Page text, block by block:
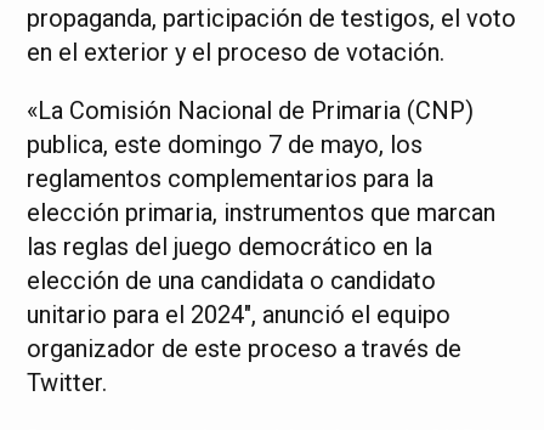
propaganda, participación de testigos, el voto
en el exterior y el proceso de votación.
«La Comisión Nacional de Primaria (CNP)
publica, este domingo 7 de mayo, los
reglamentos complementarios para la
elección primaria, instrumentos que marcan
las reglas del juego democrático en la
elección de una candidata o candidato
unitario para el 2024″, anunció el equipo
organizador de este proceso a través de
Twitter.